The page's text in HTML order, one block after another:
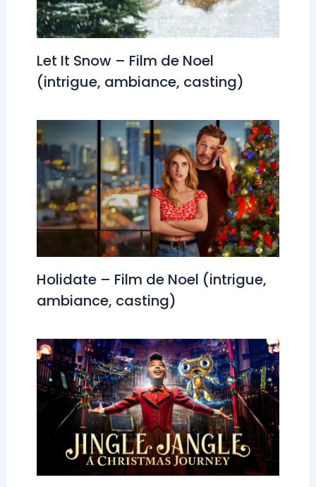
Let It Snow – Film de Noel
(intrigue, ambiance, casting)
Holidate – Film de Noel (intrigue,
ambiance, casting)